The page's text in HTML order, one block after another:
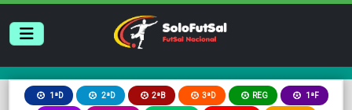
1ªD 2ªD 2ªB 3ªD REG 1ªF